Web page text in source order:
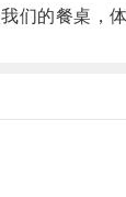
的餐桌，体